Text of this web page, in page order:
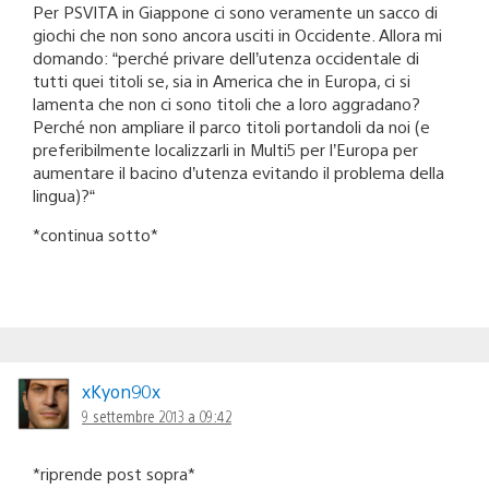
Per PSVITA in Giappone ci sono veramente un sacco di
giochi che non sono ancora usciti in Occidente. Allora mi
domando: “perché privare dell’utenza occidentale di
tutti quei titoli se, sia in America che in Europa, ci si
lamenta che non ci sono titoli che a loro aggradano?
Perché non ampliare il parco titoli portandoli da noi (e
preferibilmente localizzarli in Multi5 per l’Europa per
aumentare il bacino d’utenza evitando il problema della
lingua)?“
*continua sotto*
xKyon90x
9 settembre 2013 a 09:42
*riprende post sopra*